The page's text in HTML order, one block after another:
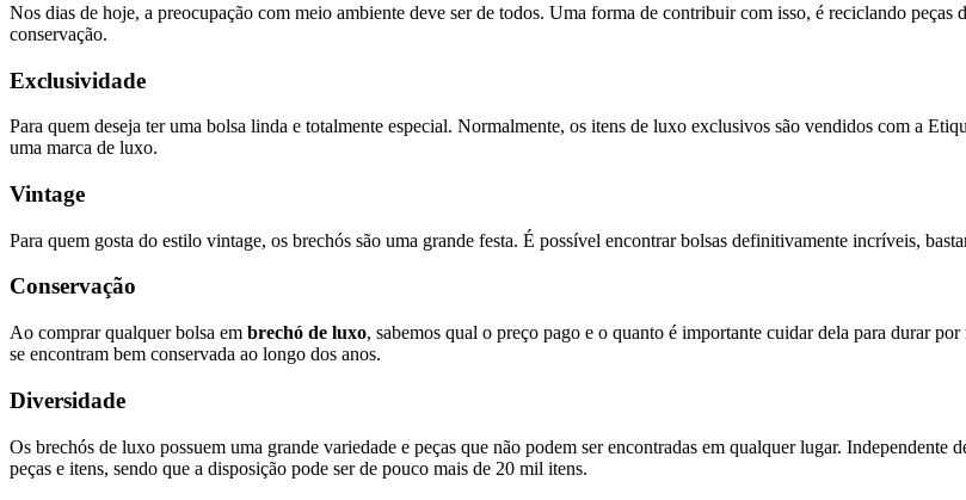
Nos dias de hoje, a preocupação com meio ambiente deve ser de todos. Uma forma de contribuir com isso, é reciclando peças
conservação.
Exclusividade
Para quem deseja ter uma bolsa linda e totalmente especial. Normalmente, os itens de luxo exclusivos são vendidos com a
uma marca de luxo.
Vintage
Para quem gosta do estilo vintage, os brechós são uma grande festa. É possível encontrar bolsas definitivamente incríveis,
Conservação
Ao comprar qualquer bolsa em brechó de luxo, sabemos qual o preço pago e o quanto é importante cuidar dela para durar
se encontram bem conservada ao longo dos anos.
Diversidade
Os brechós de luxo possuem uma grande variedade e peças que não podem ser encontradas em qualquer lugar.
peças e itens, sendo que a disposição pode ser de pouco mais de 20 mil itens.